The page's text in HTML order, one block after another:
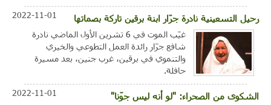
رحيل التسعينية نادرة جرّار ابنة برقين تاركة بصماتها
2022-11-01
غيّب الموت في 6 تشرين الأول الماضي نادرة
شافع جرّار رائدة العمل التطوعي والخيري
والتنموي في برقين، غرب جنين، بعد مسيرة
حافلة.
الشكوى من الصحراء: "لو أنه ليس جوّنا"
2022-11-01